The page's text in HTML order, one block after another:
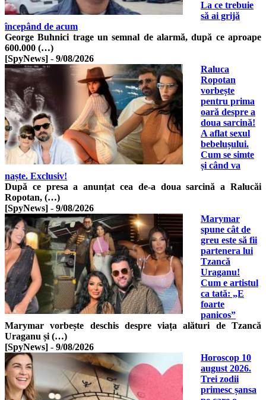
La ce trebuie
să ai grijă
începând de acum
George Buhnici trage un semnal de alarmă, după ce aproape
600.000 (…)
[SpyNews] - 9/08/2026
Raluca
Ropotan
vorbește
pentru prima
oară despre a
doua sarcină!
A aflat sexul
bebelușului.
Cum se simte
și când va
naște. Exclusiv!
După ce presa a anunțat cea de-a doua sarcină a Ralucăi
Ropotan, (…)
[SpyNews] - 9/08/2026
Marymar
spune cât de
greu este să fii
partenera lui
Tzancă
Uraganu!
Cum e artistul
ca tată: „E
foarte
panicos”
Marymar vorbește deschis despre viața alături de Tzancă
Uraganu și (…)
[SpyNews] - 9/08/2026
Horoscop 10
august 2026.
Trei zodii
primesc șansa